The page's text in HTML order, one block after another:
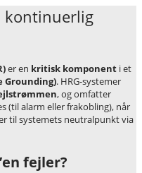
kontinuerlig
er en kritisk komponent i et
Grounding). HRG-systemer
, og omfatter
(til alarm eller frakobling), når
til systemets neutralpunkt via
fejler?